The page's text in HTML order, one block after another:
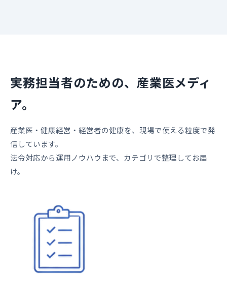
実務担当者のための、産業医メディ
ア。
産業医・健康経営・経営者の健康を、現場で使える粒度で発
信しています。
法令対応から運用ノウハウまで、カテゴリで整理してお届
け。